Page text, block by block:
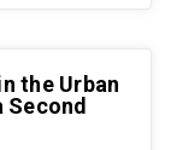
the Urban